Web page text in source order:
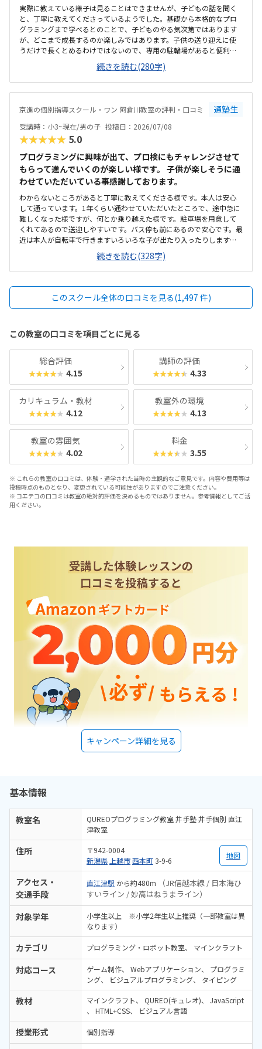
実際に教えている様子は見ることはできませんが、子どもの話を聞く
と、丁寧に教えてくださっているようでした。基礎から本格的なプロ
グラミングまで学べるとのことで、子どものやる気次第ではあります
が、どこまで成長するのか楽しみではあります。子供の送り迎えに使
うだけで長くとめるわけではないので、専用の駐輪場があると便利だ
なと思いました。教室は綺麗ですが、建物自体、廊下や階段などが煙
草臭くて、他のテナントも入っているので仕方がないのかも知れませ
んが、そこだけが気になりました。１時間やってもらえて、1か月一万
円前後なので、この内容なら高くはなく、続けられると思いました。
続きを読む(280字)
京進の個別指導スクール・ワン 阿倉川教室の評判・口コミ 通塾生
受講時：小3~現在/男の子 投稿日：2026/07/08
★★★★★ 5.0
プログラミングに興味が出て、プロ検にもチャレンジさせて
もらって進んでいくのが楽しい様です。 子供が楽しそうに通
わせていただいている事感謝しております。
わからないところがあると丁寧に教えてくださる様です。本人は安心
して通っています。1年くらい通わせていただいたところで、途中急に
難しくなった様ですが、何とか乗り越えた様です。駐車場を用意して
くれてあるので送迎しやすいです。バス停も前にあるので安心です。最
近は本人が自転車で行きますいろいろな子が出たり入ったりします
が、塾長が大きな声で挨拶してくれるおかげかみんなきちんと挨拶を
して入ってきます安いとありがたいですが、現在でも満足です。もと
もと予算は考えてなかったのですが、思ったよりも高いなと思った気
いところがあっても丁寧に指導してもらえる様です。楽しく通わせて
もらってます。特に思い当たりません
続きを読む(328字)
このスクール全体の口コミを見る(1,497 件)
この教室の口コミを項目ごとに見る
総合評価
★★★★★ 4.15
講師の評価
★★★★★ 4.33
カリキュラム・教材
★★★★★ 4.12
教室外の環境
★★★★★ 4.13
教室の雰囲気
★★★★★ 4.02
料金
★★★★★ 3.55
※ これらの教室の口コミは、体験・通学された当時の主観的なご意見です。内容や費用等は
投稿時点のものとなり、変更されている可能性がありますのでご注意ください。
※ コエテコの口コミは教室の絶対的評価を決めるものではありません。参考情報としてご活
用ください。
キャンペーン詳細を見る
基本情報
教室名
QUREOプログラミング教室 井手塾 井手個別 直江
津教室
住所
〒942-0004
新潟県 上越市西本町3-9-6
地図
アクセス・
交通手段
直江津駅 から約480m
（JR信越本線 / 日本海ひ
すいライン / 妙高はねうまライン）
対象学年
小学生以上 ※小学2年生以上推奨（一部教室は異
なります）
カテゴリ プログラミング・ロボット教室 マインクラフト
対応コース ゲーム制作 Webアプリケーション
プログラミ
ング
ビジュアルプログラミング タイピング
教材 マインクラフト QUREO(キュレオ)
JavaScript
HTML+CSS
ビジュアル言語
授業形式 個別指導